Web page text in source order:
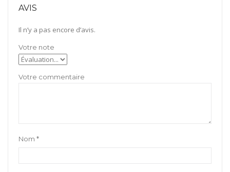
AVIS
Il n’y a pas encore d’avis.
Nom *